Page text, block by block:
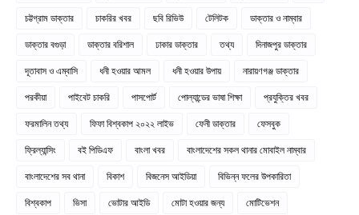
চট্টগ্রাম ডাক্তার
চাকরির খবর ছবি রিভিউ টেলিটক
ডাক্তার ও নাম্বার
ডাক্তার বগুড়া
ডাক্তার বরিশাল ঢাকার ডাক্তার তথ্য
দিনাজপুর ডাক্তার
দূতাবাস ও এম্বাসি
ধনী হওয়ার আমল ধনী হওয়ার উপায়
নারায়ণগঞ্জ ডাক্তার
পরকীয়া
পাইবেট চাকরি পাসপোর্ট পোল্যান্ডের ভাষা শিক্ষা
প্রযুক্তির খবর
ফরমালিন তথ্য
ফিফা বিশ্বকাপ ২০২২ লাইভ ফেনী ডাক্তার
ফেসবুক
ফ্রিল্যান্সিং
বই পিডিএফ বাংলা খবর
বাংলাদেশের সকল থানার মোবাইল নাম্বার
বাংলাদেশের সব থানা
বিকাশ বিজনেস আইডিয়া
বিভিন্ন ফলের উপকারিতা
বিশ্বকাপ
ভিসা ভোটার আইডি মোটা হওয়ার জন্য
মোটিভেশন